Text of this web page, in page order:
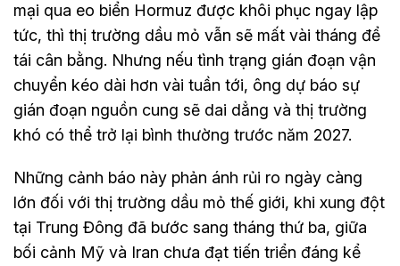
mại qua eo biển Hormuz được khôi phục ngay lập
tức, thì thị trường dầu mỏ vẫn sẽ mất vài tháng để
tái cân bằng. Nhưng nếu tình trạng gián đoạn vận
chuyển kéo dài hơn vài tuần tới, ông dự báo sự
gián đoạn nguồn cung sẽ dai dẳng và thị trường
khó có thể trở lại bình thường trước năm 2027.
Những cảnh báo này phản ánh rủi ro ngày càng
lớn đối với thị trường dầu mỏ thế giới, khi xung đột
tại Trung Đông đã bước sang tháng thứ ba, giữa
bối cảnh Mỹ và Iran chưa đạt tiến triển đáng kể